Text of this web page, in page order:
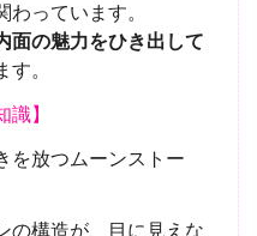
わっています。
面の魅力をひき出して
す。
識】
を放つムーンストー
の構造が、目に見えな